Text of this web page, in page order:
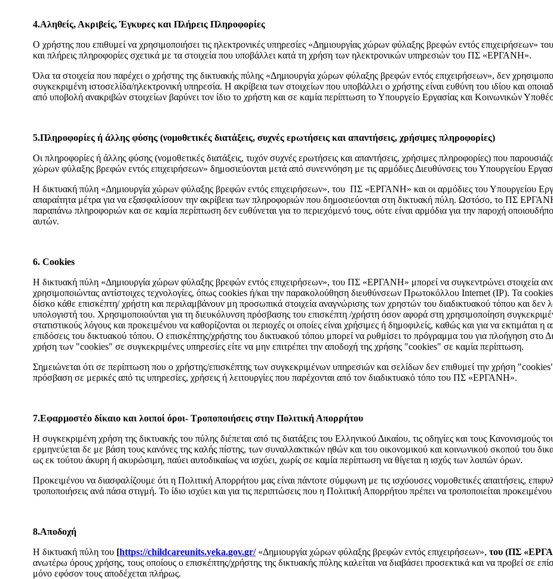
4.Αληθείς, Ακριβείς, Έγκυρες και Πλήρεις Πληροφορίες
Ο χρήστης που επιθυμεί να χρησιμοποιήσει τις ηλεκτρονικές υπηρεσίες «Δημιουργίας χώρων φύλαξης βρεφών εντός επιχειρήσεων»
και πλήρεις πληροφορίες σχετικά με τα στοιχεία που υποβάλλει κατά τη χρήση των ηλεκτρονικών υπηρεσιών του ΠΣ «ΕΡΓΑΝΗ».
Όλα τα στοιχεία που παρέχει ο χρήστης της δικτυακής πύλης «Δημιουργία χώρων φύλαξης βρεφών εντός επιχειρήσεων», δεν
συγκεκριμένη ιστοσελίδα/ηλεκτρονική υπηρεσία. Η ακρίβεια των στοιχείων που υποβάλλει ο χρήστης είναι ευθύνη του ιδίου και
από υποβολή ανακριβών στοιχείων βαρύνει τον ίδιο το χρήστη και σε καμία περίπτωση το Υπουργείο Εργασίας και Κοινωνικών
5.Πληροφορίες ή άλλης φύσης (νομοθετικές διατάξεις, συχνές ερωτήσεις και απαντήσεις, χρήσιμες πληροφορίες)
Οι πληροφορίες ή άλλης φύσης (νομοθετικές διατάξεις, τυχόν συχνές ερωτήσεις και απαντήσεις, χρήσιμες πληροφορίες) που
χώρων φύλαξης βρεφών εντός επιχειρήσεων» δημοσιεύονται μετά από συνεννόηση με τις αρμόδιες Διευθύνσεις του Υπουργείου
Η δικτυακή πύλη «Δημιουργία χώρων φύλαξης βρεφών εντός επιχειρήσεων», του ΠΣ «ΕΡΓΑΝΗ» και οι αρμόδιες του Υπουργείου
απαραίτητα μέτρα για να εξασφαλίσουν την ακρίβεια των πληροφοριών που δημοσιεύονται στη δικτυακή πύλη. Ωστόσο, το ΠΣ
παραπάνω πληροφοριών και σε καμία περίπτωση δεν ευθύνεται για το περιεχόμενό τους, ούτε είναι αρμόδια για την παροχή
αυτών.
6. Cookies
Η δικτυακή πύλη «Δημιουργία χώρων φύλαξης βρεφών εντός επιχειρήσεων», του ΠΣ «ΕΡΓΑΝΗ» μπορεί να συγκεντρώνει στοιχεία
χρησιμοποιώντας αντίστοιχες τεχνολογίες, όπως cookies ή/και την παρακολούθηση διευθύνσεων Πρωτοκόλλου Internet (IP). Τα
δίσκο κάθε επισκέπτη/ χρήστη και περιλαμβάνουν μη προσωπικά στοιχεία αναγνώρισης των χρηστών του διαδικτυακού τόπου και
υπολογιστή του. Χρησιμοποιούνται για τη διευκόλυνση πρόσβασης του επισκέπτη /χρήστη όσον αφορά στη χρησιμοποίηση
στατιστικούς λόγους και προκειμένου να καθορίζονται οι περιοχές οι οποίες είναι χρήσιμες ή δημοφιλείς, καθώς και για να εκτιμάται
επιδόσεις του δικτυακού τόπου. Ο επισκέπτης/χρήστης του δικτυακού τόπου μπορεί να ρυθμίσει το πρόγραμμα του για πλοήγηση στο
χρήση των "cookies" σε συγκεκριμένες υπηρεσίες είτε να μην επιτρέπει την αποδοχή της χρήσης "cookies" σε καμία περίπτωση.
Σημειώνεται ότι σε περίπτωση που ο χρήστης/επισκέπτης των συγκεκριμένων υπηρεσιών και σελίδων δεν επιθυμεί την χρήση
πρόσβαση σε μερικές από τις υπηρεσίες, χρήσεις ή λειτουργίες που παρέχονται από τον διαδικτυακό τόπο του ΠΣ «ΕΡΓΑΝΗ».
7.Εφαρμοστέο δίκαιο και λοιποί όροι- Τροποποιήσεις στην Πολιτική Απορρήτου
Η συγκεκριμένη χρήση της δικτυακής του πύλης διέπεται από τις διατάξεις του Ελληνικού Δικαίου, τις οδηγίες και τους Κανονισμούς
ερμηνεύεται δε με βάση τους κανόνες της καλής πίστης, των συναλλακτικών ηθών και του οικονομικού και κοινωνικού σκοπού του
ως εκ τούτου άκυρη ή ακυρώσιμη, παύει αυτοδικαίως να ισχύει, χωρίς σε καμία περίπτωση να θίγεται η ισχύς των λοιπών όρων.
Προκειμένου να διασφαλίζουμε ότι η Πολιτική Απορρήτου μας είναι πάντοτε σύμφωνη με τις ισχύουσες νομοθετικές απαιτήσεις,
τροποποιήσεις ανά πάσα στιγμή. Το ίδιο ισχύει και για τις περιπτώσεις που η Πολιτική Απορρήτου πρέπει να τροποποιείται
8.Αποδοχή
Η δικτυακή πύλη του [https://childcareunits.yeka.gov.gr/«Δημιουργία χώρων φύλαξης βρεφών εντός επιχειρήσεων»,του (ΠΣ
ανωτέρω όρους χρήσης, τους οποίους ο επισκέπτης/χρήστης της δικτυακής πύλης καλείται να διαβάσει προσεκτικά και να προβεί σε
μόνο εφόσον τους αποδέχεται πλήρως.